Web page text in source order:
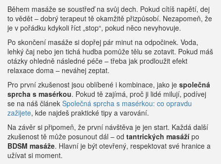
Během masáže se soustřeď na svůj dech. Pokud cítíš napětí, dej
to vědět – dobrý terapeut tě okamžitě přizpůsobí. Nezapomeň, že
je v pořádku kdykoli říct „stop“, pokud něco nevyhovuje.
Po skončení masáže si dopřej pár minut na odpočinek. Voda,
lehký čaj nebo jen tichá hudba pomůže tělu se zotavit. Pokud máš
otázky ohledně následné péče – třeba jak prodloužit efekt
relaxace doma – neváhej zeptat.
Pro první zkušenost jsou oblíbené i kombinace, jako je společná
sprcha s masérkou. Pokud tě zajímá, proč ji lidé milují, podívej
se na náš článek Společná sprcha s masérkou: co opravdu
zažijete, kde najdeš praktické tipy a varování.
Na závěr si připomeň, že první návštěva je jen start. Každá další
zkušenost tě může posunout dál – od tantrických masáží po
BDSM masáže. Hlavní je být otevřený, respektovat své hranice a
užívat si moment.